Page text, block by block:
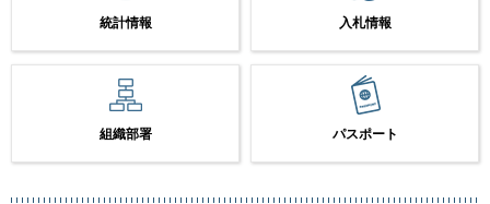
統計情報 入札情報
組織部署 パスポート